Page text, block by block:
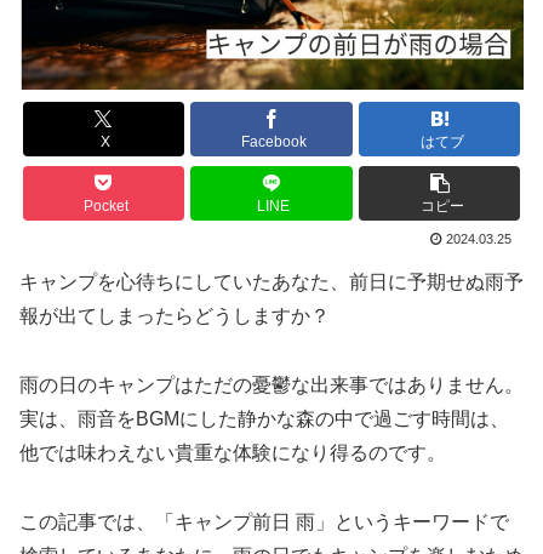
X Facebook はてブ
Pocket LINE コピー
2024.03.25
キャンプを心待ちにしていたあなた、前日に予期せぬ雨予
報が出てしまったらどうしますか？
雨の日のキャンプはただの憂鬱な出来事ではありません。
実は、雨音をBGMにした静かな森の中で過ごす時間は、
他では味わえない貴重な体験になり得るのです。
この記事では、「キャンプ前日 雨」というキーワードで